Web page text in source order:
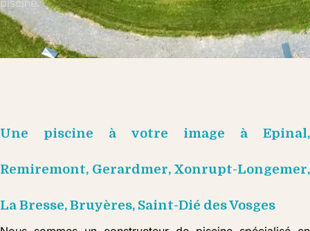
Une piscine à votre image à Epinal,
Remiremont, Gerardmer, Xonrupt-Longemer,
La Bresse, Bruyères, Saint-Dié des Vosges